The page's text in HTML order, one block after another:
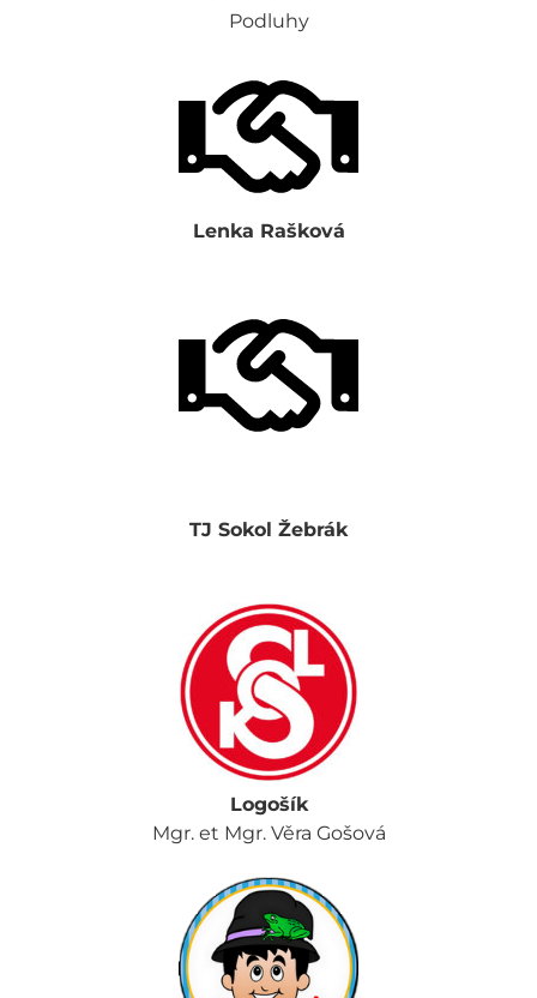
Podluhy
Lenka Rašková
TJ Sokol Žebrák
Logošík
Mgr. et Mgr. Věra Gošová